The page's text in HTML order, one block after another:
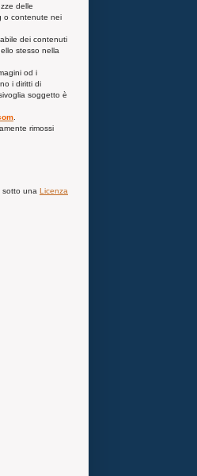
delle
o contenute nei
dei contenuti
stesso nella
od i
i diritti di
soggetto è
rimossi
sotto una Licenza